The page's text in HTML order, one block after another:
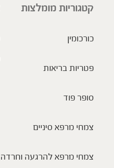
קטגוריות מומלצות
כורכומין
פטריות בריאות
סופר פוד
צמחי מרפא סיניים
צמחי מרפא להרגעה וחרדה